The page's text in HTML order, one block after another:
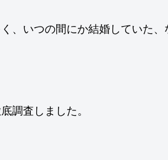
、いつの間にか結婚していた、
調査しました。